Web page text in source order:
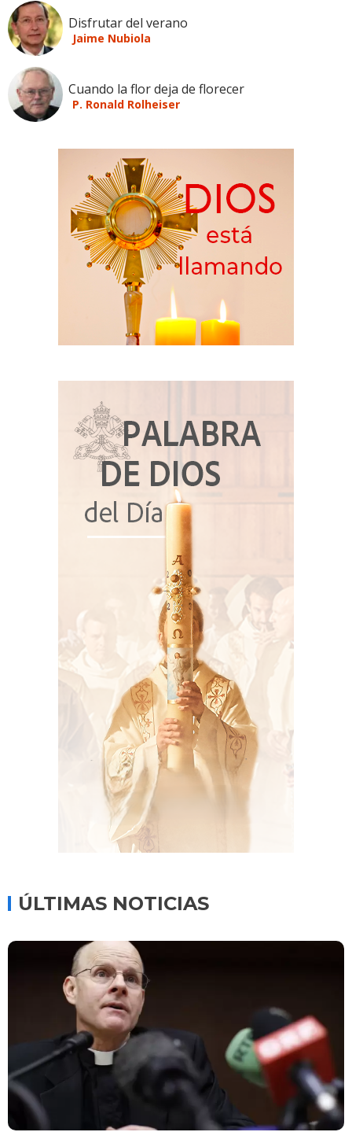
Disfrutar del verano
Jaime Nubiola
Cuando la flor deja de florecer
P. Ronald Rolheiser
ÚLTIMAS NOTICIAS